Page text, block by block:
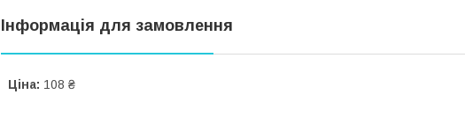
Інформація для замовлення
Ціна: 108 ₴